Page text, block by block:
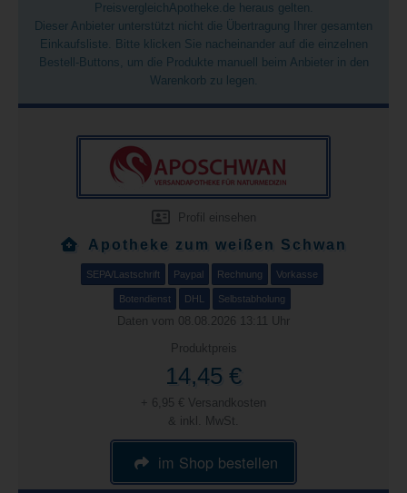
PreisvergleichApotheke.de heraus gelten.
Dieser Anbieter unterstützt nicht die Übertragung Ihrer gesamten
Einkaufsliste. Bitte klicken Sie nacheinander auf die einzelnen
Bestell-Buttons, um die Produkte manuell beim Anbieter in den
Warenkorb zu legen.
Profil einsehen
Apotheke zum weißen Schwan
SEPA/Lastschrift Paypal Rechnung Vorkasse
Botendienst DHL Selbstabholung
Daten vom 08.08.2026 13:11 Uhr
Produktpreis
14,45 €
+ 6,95 € Versandkosten
& inkl. MwSt.
im Shop bestellen